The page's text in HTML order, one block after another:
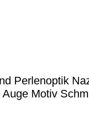
Perlenoptik
Motiv